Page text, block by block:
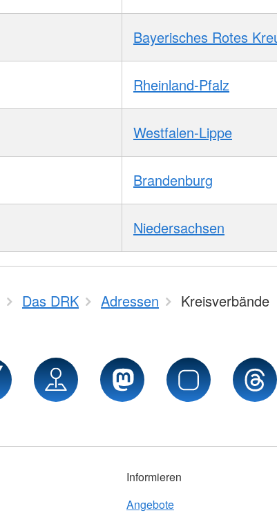
Bayerisches Rotes
Rheinland-Pfalz
Westfalen-Lippe
Brandenburg
Niedersachsen
Das DRK Adressen Kreisverbände
Informieren
Angebote